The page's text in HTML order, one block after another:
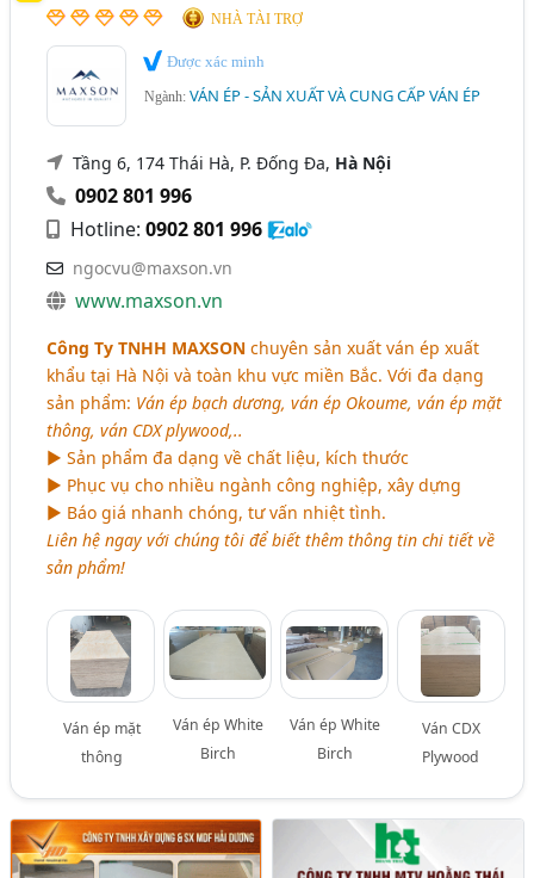
Ván Ép Bao Bì - Sản Xuất Và Cung Cấp (58)
Ván Ép Định Hình, Ván Ép Uốn Cong (35)
Ván Tre Ép, Tấm Tre Ép, Gỗ Tre Ép (15)
Gỗ Công Nghiệp, Gỗ MDF (Ván MDF, HDF, HMR) (283)
Ván Veneer, Ván Công Nghiệp Phủ Veneer (113)
Sàn Gỗ, Ván Sàn Gỗ - Công Ty Phân Phối, Sản Xuất Và
Thái Bình
Thừa Thiên Huế
TP. Cần Thơ
Tuyên Quang
Vĩnh Phúc
Bình Định
Gia Lai Hà Nam
Hải Dương
Long An
Ninh Bình
Ninh Thuận
Quảng Bình
Quảng Nam
Tiền Giang
Yên Bái
NHÀ TÀI TRỢ
Được xác minh
Ngành:VÁN ÉP - SẢN XUẤT VÀ CUNG CẤP VÁN ÉP
Tầng 6, 174 Thái Hà, P. Đống Đa, Hà Nội
0902 801 996
Hotline:0902 801 996
ngocvu@maxson.vn
www.maxson.vn
Công Ty TNHH MAXSON chuyên sản xuất ván ép xuất
khẩu tại Hà Nội và toàn khu vực miền Bắc. Với đa dạng
sản phẩm: Ván ép bạch dương, ván ép Okoume, ván ép mặt
thông, ván CDX plywood,..
► Sản phẩm đa dạng về chất liệu, kích thước
► Phục vụ cho nhiều ngành công nghiệp, xây dựng
► Báo giá nhanh chóng, tư vấn nhiệt tình.
Liên hệ ngay với chúng tôi để biết thêm thông tin chi tiết về
sản phẩm!
Ván ép mặt
thông
Ván ép White
Birch
Ván ép White
Birch
Ván CDX
Plywood